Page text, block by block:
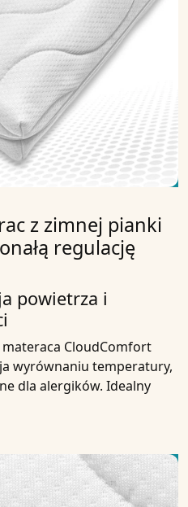
z zimnej pianki
regulację
powietrza i
CloudComfort
wyrównaniu temperatury,
dla alergików. Idealny